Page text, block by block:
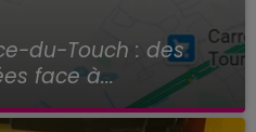
du-Touch : des
face à...